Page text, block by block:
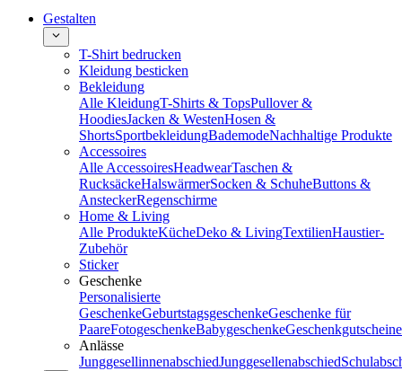
Gestalten
T-Shirt bedrucken
Kleidung besticken
Bekleidung
Alle KleidungT-Shirts & TopsPullover &
HoodiesJacken & WestenHosen &
ShortsSportbekleidungBademodeNachhaltige Produkte
Accessoires
Alle AccessoiresHeadwearTaschen &
RucksäckeHalswärmerSocken & SchuheButtons &
AnsteckerRegenschirme
Home & Living
Alle ProdukteKücheDeko & LivingTextilienHaustier-
Zubehör
Sticker
Geschenke
Personalisierte
GeschenkeGeburtstagsgeschenkeGeschenke für
PaareFotogeschenkeBabygeschenkeGeschenkgutscheine
Anlässe
JunggesellinnenabschiedJunggesellenabschied